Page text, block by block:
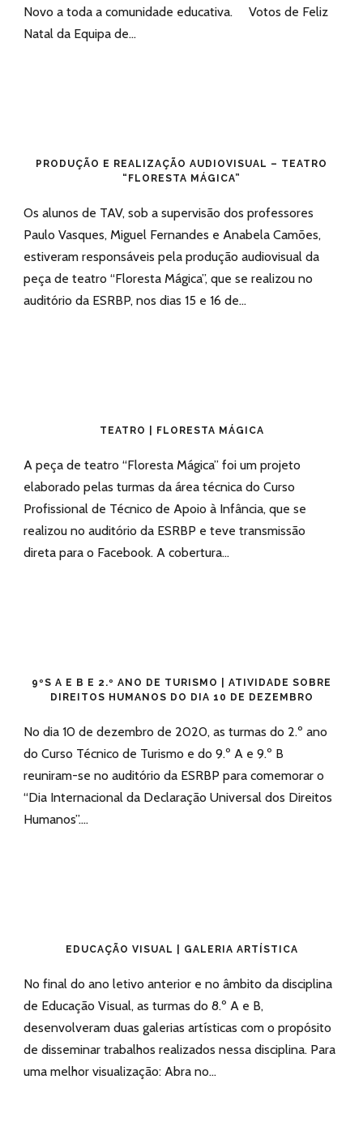
Novo a toda a comunidade educativa. Votos de Feliz
Natal da Equipa de...
PRODUÇÃO E REALIZAÇÃO AUDIOVISUAL – TEATRO
“FLORESTA MÁGICA”
Os alunos de TAV, sob a supervisão dos professores
Paulo Vasques, Miguel Fernandes e Anabela Camões,
estiveram responsáveis pela produção audiovisual da
peça de teatro “Floresta Mágica”, que se realizou no
auditório da ESRBP, nos dias 15 e 16 de...
TEATRO | FLORESTA MÁGICA
A peça de teatro “Floresta Mágica” foi um projeto
elaborado pelas turmas da área técnica do Curso
Profissional de Técnico de Apoio à Infância, que se
realizou no auditório da ESRBP e teve transmissão
direta para o Facebook. A cobertura...
9ºS A E B E 2.º ANO DE TURISMO | ATIVIDADE SOBRE
DIREITOS HUMANOS DO DIA 10 DE DEZEMBRO
No dia 10 de dezembro de 2020, as turmas do 2.º ano
do Curso Técnico de Turismo e do 9.º A e 9.º B
reuniram-se no auditório da ESRBP para comemorar o
“Dia Internacional da Declaração Universal dos Direitos
Humanos”....
EDUCAÇÃO VISUAL | GALERIA ARTÍSTICA
No final do ano letivo anterior e no âmbito da disciplina
de Educação Visual, as turmas do 8.º A e B,
desenvolveram duas galerias artísticas com o propósito
de disseminar trabalhos realizados nessa disciplina. Para
uma melhor visualização: Abra no...